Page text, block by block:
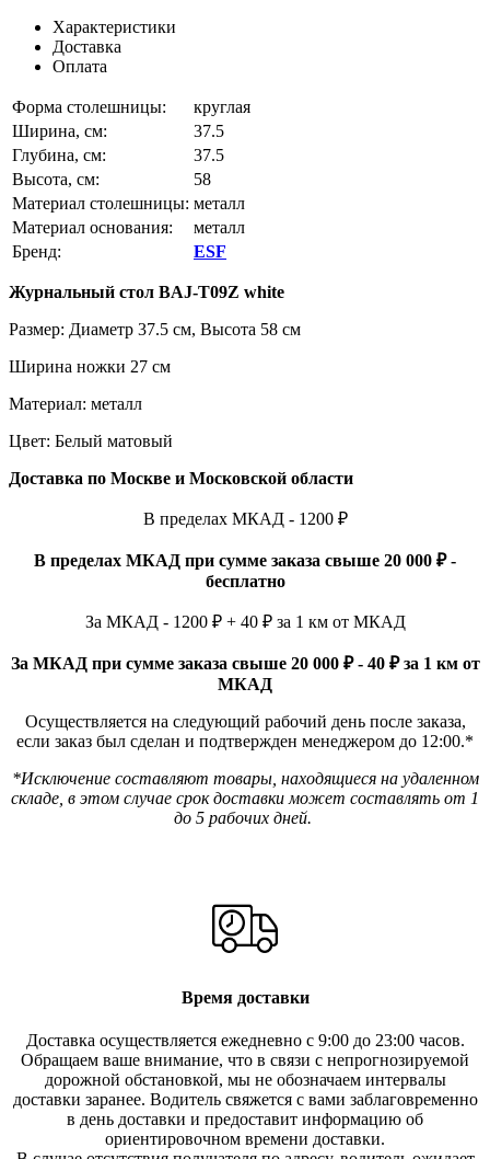
Характеристики
Доставка
Оплата
Форма столешницы:
круглая
Ширина, см:
37.5
Глубина, см:
37.5
Высота, см:
58
Материал столешницы: металл
Материал основания:
металл
Бренд:
ESF
Журнальный стол BAJ-T09Z white
Размер: Диаметр 37.5 см, Высота 58 см
Ширина ножки 27 см
Материал: металл
Цвет: Белый матовый
Доставка по Москве и Московской области
В пределах МКАД - 1200 ₽
В пределах МКАД при сумме заказа свыше 20 000 ₽ -
бесплатно
За МКАД - 1200 ₽ + 40 ₽ за 1 км от МКАД
За МКАД при сумме заказа свыше 20 000 ₽ - 40 ₽ за 1 км от
МКАД
Осуществляется на следующий рабочий день после заказа,
если заказ был сделан и подтвержден менеджером до 12:00.*
*Исключение составляют товары, находящиеся на удаленном
складе, в этом случае срок доставки может составлять от 1
до 5 рабочих дней.
Время доставки
Доставка осуществляется ежедневно с 9:00 до 23:00 часов.
Обращаем ваше внимание, что в связи с непрогнозируемой
дорожной обстановкой, мы не обозначаем интервалы
доставки заранее. Водитель свяжется с вами заблаговременно
в день доставки и предоставит информацию об
ориентировочном времени доставки.